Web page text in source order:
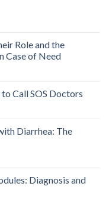
Role and the
Case of Need
Call SOS Doctors
Diarrhea: The
Diagnosis and